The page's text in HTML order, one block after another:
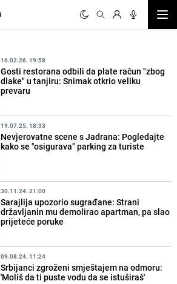
16.02.26. 19:58
Gosti restorana odbili da plate račun "zbog
dlake" u tanjiru: Snimak otkrio veliku
prevaru
19.07.25. 18:33
Nevjerovatne scene s Jadrana: Pogledajte
kako se "osigurava" parking za turiste
30.11.24. 21:00
Sarajlija upozorio sugrađane: Strani
državljanin mu demolirao apartman, pa slao
prijeteće poruke
09.08.24. 11:24
Srbijanci zgroženi smještajem na odmoru:
'Moliš da ti puste vodu da se istuširaš'